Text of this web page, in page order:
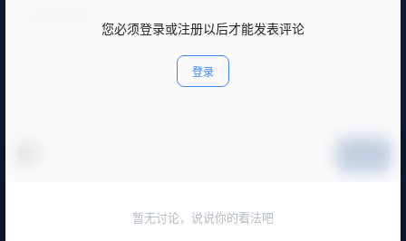
您必须登录或注册以后才能发表评论
登录
暂无讨论，说说你的看法吧